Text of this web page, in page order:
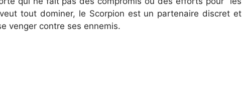
tout dominer, le Scorpion est un partenaire discret et
venger contre ses ennemis.